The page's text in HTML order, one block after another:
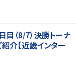
（8/7）決勝トーナ
介【近畿インター